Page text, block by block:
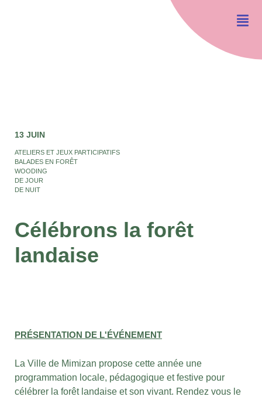
13 JUIN
ATELIERS ET JEUX PARTICIPATIFS
BALADES EN FORÊT
WOODING
DE JOUR
DE NUIT
Célébrons la forêt
landaise
PRÉSENTATION DE L'ÉVÉNEMENT
La Ville de Mimizan propose cette année une
programmation locale, pédagogique et festive pour
célébrer la forêt landaise et son vivant. Rendez vous le